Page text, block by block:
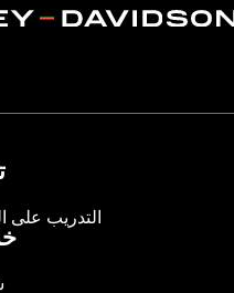
Fork Nut Covers, set
التدريب على